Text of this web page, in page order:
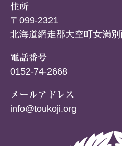
住所
〒099-2321
北海道網走郡大空町女満
電話番号
0152-74-2668
メールアドレス
info@toukoji.org